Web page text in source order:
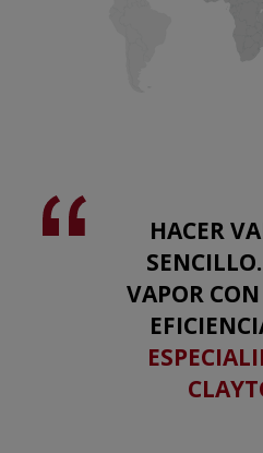
HACER
VAPOR